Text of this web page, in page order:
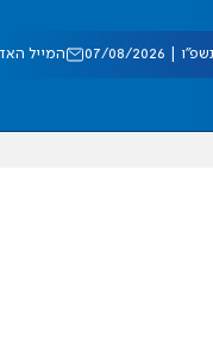
08/2026 המייל